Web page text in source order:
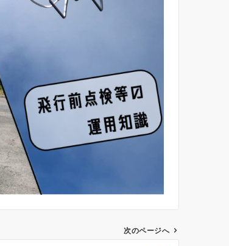
次のページへ